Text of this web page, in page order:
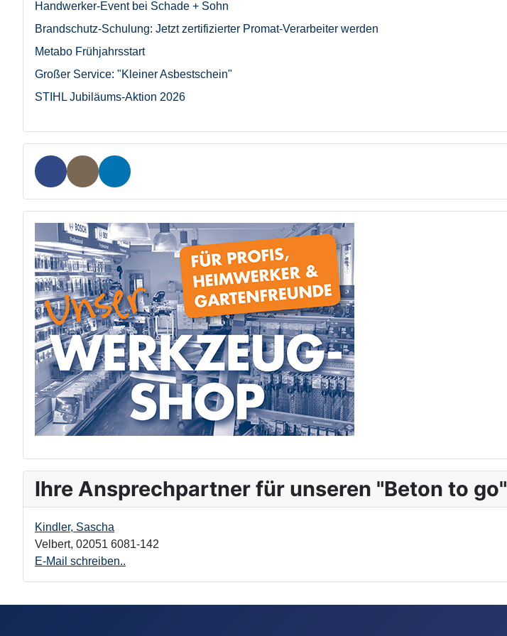
Handwerker-Event bei Schade + Sohn
Brandschutz-Schulung: Jetzt zertifizierter Promat-Verarbeiter werden
Metabo Frühjahrsstart
Großer Service: "Kleiner Asbestschein"
STIHL Jubiläums-Aktion 2026
Ihre Ansprechpartner für unseren "Beton to go"
Kindler, Sascha
Velbert, 02051 6081-142
E-Mail schreiben..